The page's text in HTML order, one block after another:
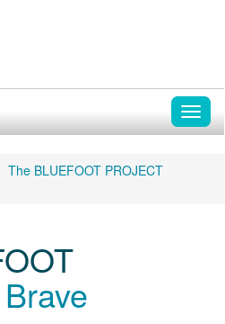
The BLUEFOOT PROJECT
Brave